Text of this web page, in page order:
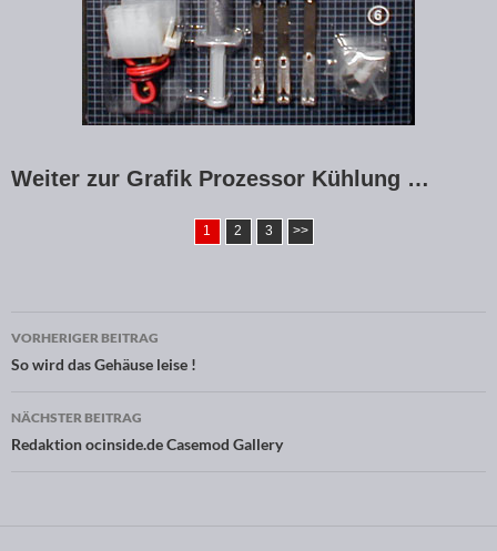
Weiter zur Grafik Prozessor Kühlung …
1 2 3 >>
Beitragsnavigation
VORHERIGER BEITRAG
So wird das Gehäuse leise !
NÄCHSTER BEITRAG
Redaktion ocinside.de Casemod Gallery